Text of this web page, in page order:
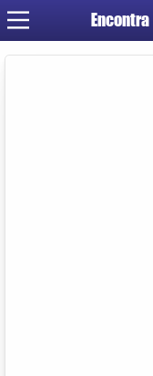
Encontra